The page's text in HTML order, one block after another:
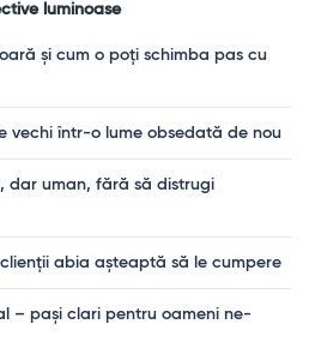
luminoase
și cum o poți schimba pas cu
vechi într-o lume obsedată de nou
dar uman, fără să distrugi
abia așteaptă să le cumpere
– pași clari pentru oameni ne-